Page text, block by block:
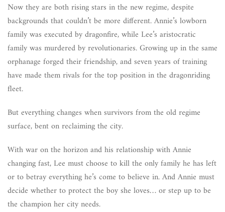
Now they are both rising stars in the new regime, despite
backgrounds that couldn’t be more different. Annie’s lowborn
family was executed by dragonfire, while Lee’s aristocratic
family was murdered by revolutionaries. Growing up in the same
orphanage forged their friendship, and seven years of training
have made them rivals for the top position in the dragonriding
fleet.
But everything changes when survivors from the old regime
surface, bent on reclaiming the city.
With war on the horizon and his relationship with Annie
changing fast, Lee must choose to kill the only family he has left
or to betray everything he’s come to believe in. And Annie must
decide whether to protect the boy she loves… or step up to be
the champion her city needs.